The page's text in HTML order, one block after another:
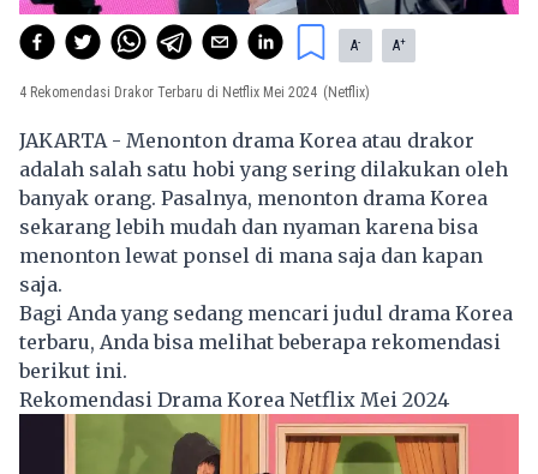
A- A+
4 Rekomendasi Drakor Terbaru di Netflix Mei 2024 (Netflix)
JAKARTA - Menonton drama Korea atau drakor
adalah salah satu hobi yang sering dilakukan oleh
banyak orang. Pasalnya, menonton drama Korea
sekarang lebih mudah dan nyaman karena bisa
menonton lewat ponsel di mana saja dan kapan
saja.
Bagi Anda yang sedang mencari judul drama Korea
terbaru, Anda bisa melihat beberapa rekomendasi
berikut ini.
Rekomendasi Drama Korea Netflix Mei 2024